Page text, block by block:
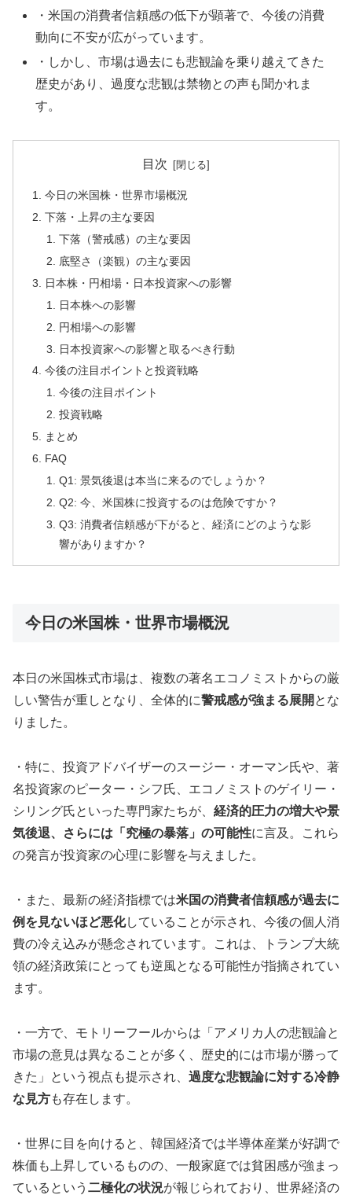
・米国の消費者信頼感の低下が顕著で、今後の消費
動向に不安が広がっています。
・しかし、市場は過去にも悲観論を乗り越えてきた
歴史があり、過度な悲観は禁物との声も聞かれま
す。
目次
今日の米国株・世界市場概況
下落・上昇の主な要因
下落（警戒感）の主な要因
底堅さ（楽観）の主な要因
日本株・円相場・日本投資家への影響
日本株への影響
円相場への影響
日本投資家への影響と取るべき行動
今後の注目ポイントと投資戦略
今後の注目ポイント
投資戦略
まとめ
FAQ
Q1: 景気後退は本当に来るのでしょうか？
Q2: 今、米国株に投資するのは危険ですか？
Q3: 消費者信頼感が下がると、経済にどのような影
響がありますか？
今日の米国株・世界市場概況
本日の米国株式市場は、複数の著名エコノミストからの厳
しい警告が重しとなり、全体的に警戒感が強まる展開 とな
りました。
・特に、投資アドバイザーのスージー・オーマン氏や、著
名投資家のピーター・シフ氏、エコノミストのゲイリー・
シリング氏といった専門家たちが、 経済的圧力の増大や景
気後退、さらには「究極の暴落」の可能性に言及。これら
の発言が投資家の心理に影響を与えました。
・また、最新の経済指標では米国の消費者信頼感が過去に
例を見ないほど悪化していることが示され、今後の個人消
費の冷え込みが懸念されています。これは、トランプ大統
領の経済政策にとっても逆風となる可能性が指摘されてい
ます。
・一方で、モトリーフールからは「アメリカ人の悲観論と
市場の意見は異なることが多く、歴史的には市場が勝って
きた」という視点も提示され、 過度な悲観論に対する冷静
な見方も存在します。
・世界に目を向けると、韓国経済では半導体産業が好調で
株価も上昇しているものの、一般家庭では貧困感が強まっ
ているという 二極化の状況が報じられており、世界経済の